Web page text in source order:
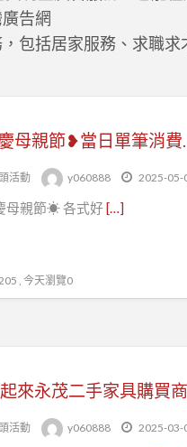
告網
包括居家服務、求職求
❥歡慶母親
活動 y060888 2025-05-
母親節☀ 各式好[…]
, 今天瀏覽0
活動 y060888 2025-03-